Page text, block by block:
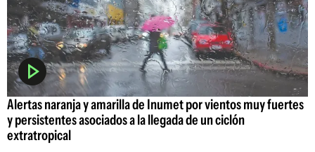
Alertas naranja y amarilla de Inumet por vientos muy fuertes
y persistentes asociados a la llegada de un ciclón
extratropical